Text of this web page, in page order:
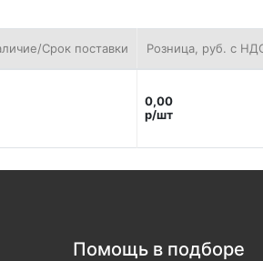
Срок поставки Розница, руб. с
0,00
р/шт
Помощь в подборе